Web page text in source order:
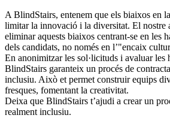
A BlindStairs, entenem que els biaixos en
limitar la innovació i la diversitat. El nostre
eliminar aquests biaixos centrant-se en les
dels candidats, no només en l’"encaix
En anonimitzar les sol·licituds i avaluar les
BlindStairs garanteix un procés de
inclusiu. Això et permet construir equips
fresques, fomentant la creativitat.
Deixa que BlindStairs t’ajudi a crear un
realment inclusiu.